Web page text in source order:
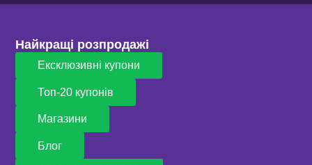
Найкращі розпродажі
Ексклюзивні купони
Топ-20 купонів
Магазини
Блог